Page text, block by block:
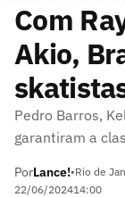
Com
Akio,
Pedro Barros,
garantiram a
PorLance!•Rio de
22/06/202414:00